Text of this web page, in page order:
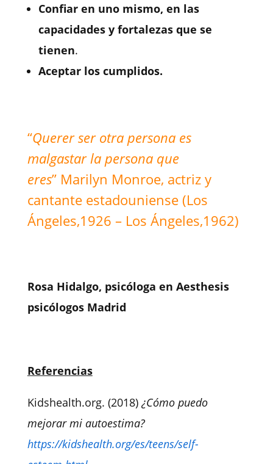
Confiar en uno mismo, en las
capacidades y fortalezas que se
tienen.
Aceptar los cumplidos.
“Querer ser otra persona es
malgastar la persona que
eres” Marilyn Monroe, actriz y
cantante estadouniense (Los
Ángeles,1926 – Los Ángeles,1962)
Rosa Hidalgo, psicóloga en Aesthesis
psicólogos Madrid
Referencias
Kidshealth.org. (2018) ¿Cómo puedo
mejorar mi autoestima?
https://kidshealth.org/es/teens/self-